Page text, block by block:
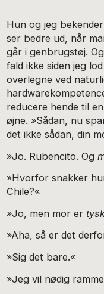
Hun og jeg
ser bedre ud, når
går i genbrugstøj.
fald ikke siden jeg
overlegne ved
redu­cere hende til
øjne. »Sådan, nu
det ikke sådan, din
»Jo. Rubencito. Og
»Hvorfor snakker
Chile?«
»Jo, men mor er
»Aha, så er det
»Sig det bare.«
»Jeg vil nødig